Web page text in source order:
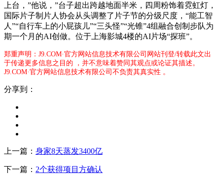
上台，”他说，”台子超出跨越地面半米，四周粉饰着霓虹灯，
国际片子制片人协会从头调整了片子节的分级尺度，“能工智
人”“自行车上的小屁孩儿”“三头怪”“光锥”4组融合创制步队为
期一个月的AI创做。位于上海影城4楼的AI片场“探班”。
郑重声明：J9.COM·官方网站信息技术有限公司网站刊登/转载此文出
于传递更多信息之目的 ，并不意味着赞同其观点或论证其描述。
J9.COM·官方网站信息技术有限公司不负责其真实性 。
分享到：
上一篇： 身家8天蒸发3400亿
下一篇： 2个获得项目方确认